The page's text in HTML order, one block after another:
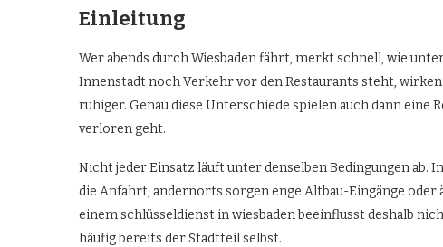
Einleitung
Wer abends durch Wiesbaden fährt, merkt schnell, wie
Innenstadt noch Verkehr vor den Restaurants steht,
ruhiger. Genau diese Unterschiede spielen auch dann
verloren geht.
Nicht jeder Einsatz läuft unter denselben Bedingungen
die Anfahrt, andernorts sorgen enge Altbau-Eingänge
einem schlüsseldienst in wiesbaden beeinflusst deshalb
häufig bereits der Stadtteil selbst.